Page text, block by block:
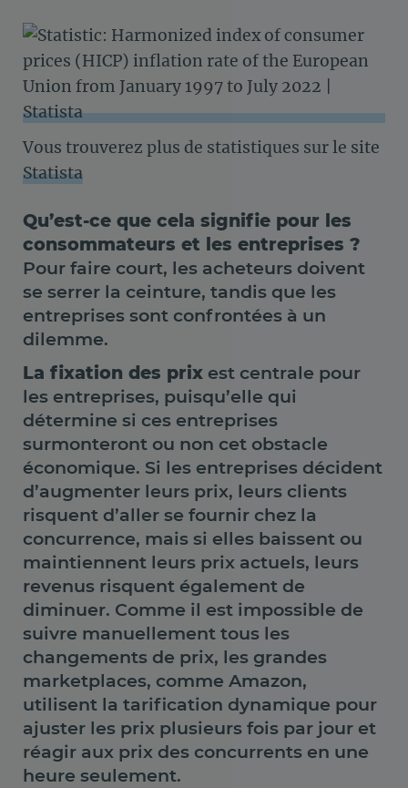
Vous trouverez plus de statistiques sur le site
Statista
Qu’est-ce que cela signifie pour les
consommateurs et les entreprises ?
Pour faire court, les acheteurs doivent
se serrer la ceinture, tandis que les
entreprises sont confrontées à un
dilemme.
La fixation des prix est centrale pour
les entreprises, puisqu’elle qui
détermine si ces entreprises
surmonteront ou non cet obstacle
économique. Si les entreprises décident
d’augmenter leurs prix, leurs clients
risquent d’aller se fournir chez la
concurrence, mais si elles baissent ou
maintiennent leurs prix actuels, leurs
revenus risquent également de
diminuer. Comme il est impossible de
suivre manuellement tous les
changements de prix, les grandes
marketplaces, comme Amazon,
utilisent la tarification dynamique pour
ajuster les prix plusieurs fois par jour et
réagir aux prix des concurrents en une
heure seulement.